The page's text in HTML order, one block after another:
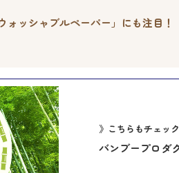
ッシャブルペーパー」にも注目！
》こちらもチェック
バンブープロダ